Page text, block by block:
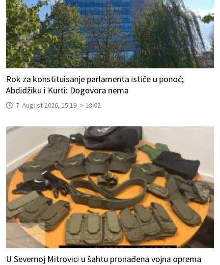
Rok za konstituisanje parlamenta ističe u ponoć;
Abdidžiku i Kurti: Dogovora nema
7. August 2026, 15:19 -> 18:02
U Severnoj Mitrovici u šahtu pronađena vojna oprema